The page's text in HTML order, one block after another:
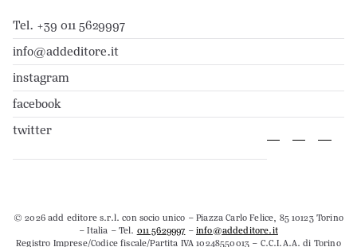
Tel. +39 011 5629997
info@addeditore.it
instagram
facebook
twitter
© 2026 add editore s.r.l. con socio unico – Piazza Carlo Felice, 85 10123 Torino
– Italia – Tel. 011 5629997 –info@addeditore.it
Registro Imprese/Codice fiscale/Partita IVA 10248550013 – C.C.I.A.A. di Torino